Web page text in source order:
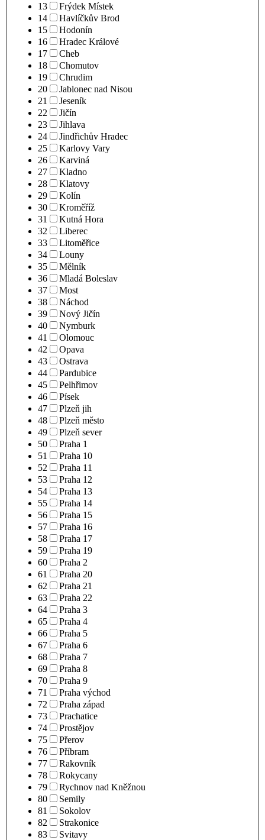
13
Frýdek Místek
14
Havlíčkův Brod
15
Hodonín
16
Hradec Králové
17
Cheb
18
Chomutov
19
Chrudim
20
Jablonec nad Nisou
21
Jeseník
22
Jičín
23
Jihlava
24
Jindřichův Hradec
25
Karlovy Vary
26
Karviná
27
Kladno
28
Klatovy
29
Kolín
30
Kroměříž
31
Kutná Hora
32
Liberec
33
Litoměřice
34
Louny
35
Mělník
36
Mladá Boleslav
37
Most
38
Náchod
39
Nový Jičín
40
Nymburk
41
Olomouc
42
Opava
43
Ostrava
44
Pardubice
45
Pelhřimov
46
Písek
47
Plzeň jih
48
Plzeň město
49
Plzeň sever
50
Praha 1
51
Praha 10
52
Praha 11
53
Praha 12
54
Praha 13
55
Praha 14
56
Praha 15
57
Praha 16
58
Praha 17
59
Praha 19
60
Praha 2
61
Praha 20
62
Praha 21
63
Praha 22
64
Praha 3
65
Praha 4
66
Praha 5
67
Praha 6
68
Praha 7
69
Praha 8
70
Praha 9
71
Praha východ
72
Praha západ
73
Prachatice
74
Prostějov
75
Přerov
76
Příbram
77
Rakovník
78
Rokycany
79
Rychnov nad Kněžnou
80
Semily
81
Sokolov
82
Strakonice
83
Svitavy